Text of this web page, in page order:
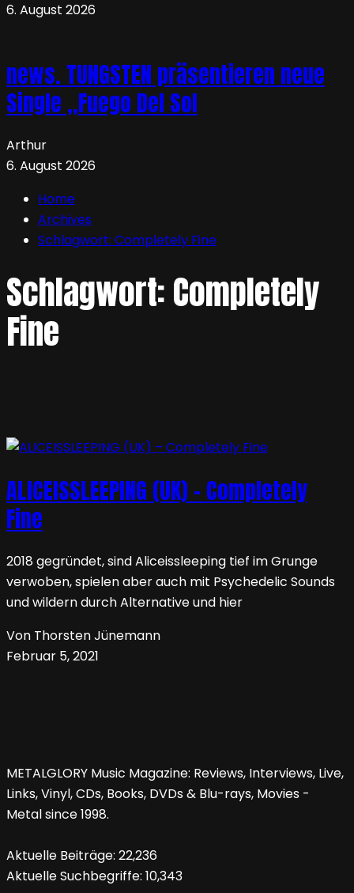
6. August 2026
news. TUNGSTEN präsentieren neue
Single „Fuego Del Sol
Arthur
6. August 2026
Home
Archives
Schlagwort: Completely Fine
Schlagwort:Completely
Fine
ALICEISSLEEPING (UK) – Completely
Fine
2018 gegründet, sind Aliceissleeping tief im Grunge
verwoben, spielen aber auch mit Psychedelic Sounds
und wildern durch Alternative und hier
Von Thorsten Jünemann
Februar 5, 2021
METALGLORY Music Magazine: Reviews, Interviews, Live,
Links, Vinyl, CDs, Books, DVDs & Blu-rays, Movies -
Metal since 1998.
Aktuelle Beiträge: 22,236
Aktuelle Suchbegriffe: 10,343